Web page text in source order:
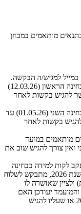
מותאמים במבחן
למגיש/ה הבקשה.
ניתן להגיש בקשות עבור מועד הבחינה הראשון (12.03.26)
לא יתאפשר להגיש בקשות לאחר
ניתן להגיש בקשות עבור מועד הבחינה השני (01.05.26) עד
להגיש בקשות לאחר
מותאמים במועד
צורך להגיש שוב את
לקות למידה בבחינה
בשנת 2025 ומעוניין בהתאמות בשנת 2026, מתבקש לשלוח
ולציין שאושרה לו
והמועמד יעודכן האם
ההתאמה מאושרת גם לשנת 2026 או שעליו להגיש